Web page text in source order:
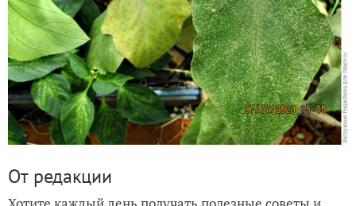
От редакции